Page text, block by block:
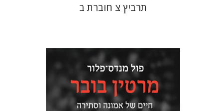
תרביץ צ חוברת ב
פול מנדס-פלור
מתן אורם